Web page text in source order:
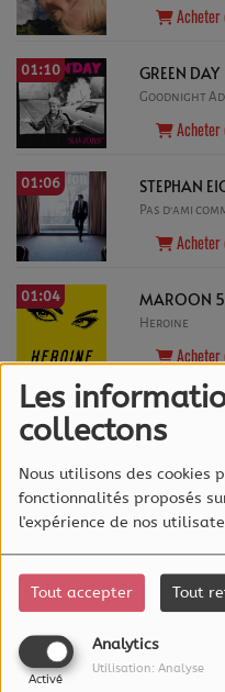
Les
collectons
Nous utilisons des cookies
fonctionnalités proposés
l'expérience de nos
Tout accepter Tout
Analytics
Activé
Utilisation: Analyse
01:10 GREEN DAY
Goodnight
01:06 STEPHAN
Pas d'ami
01:04 MAROON 5
Heroine
Coup de Coeur